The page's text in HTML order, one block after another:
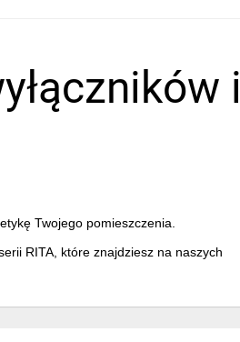
i
Twojego pomieszczenia.
RITA, które znajdziesz na naszych